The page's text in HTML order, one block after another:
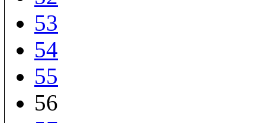
53
54
55
56